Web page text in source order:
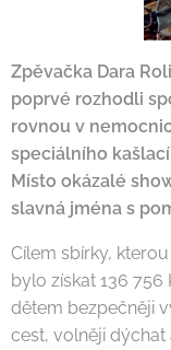
Zpěvačka Dara
poprvé rozhodli
rovnou v
speciálního
Místo okázalé
slavná jména s
Cílem sbírky,
bylo získat 136
dětem bezpečněji
cest, volněji